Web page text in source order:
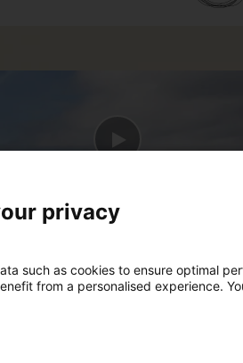
Découvrez en vidéo
privacy
such as cookies to ensure optimal
from a personalised experience.